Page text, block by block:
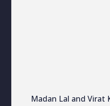
Madan Lal and Virat